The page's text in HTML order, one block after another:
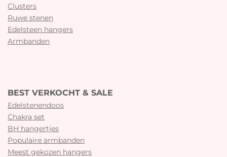
Clusters
Ruwe stenen
Edelsteen hangers
Armbanden
BEST VERKOCHT & SALE
Edelstenendoos
Chakra set
BH hangertjes
Populaire armbanden
Meest gekozen hangers